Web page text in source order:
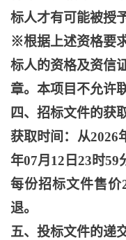
标人才有可能被授
※根据上述资格要
标人的资格及资信
章。本项目不允许
四、招标文件的获
获取时间：从2026
年07月12日23时59
每份招标文件售价
退。
五、投标文件的递